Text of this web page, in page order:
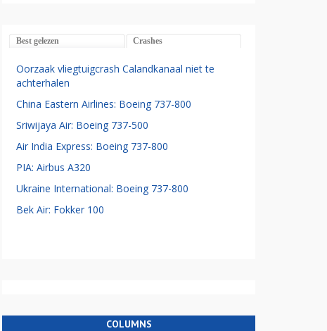
Best gelezen Crashes
Oorzaak vliegtuigcrash Calandkanaal niet te
achterhalen
China Eastern Airlines: Boeing 737-800
Sriwijaya Air: Boeing 737-500
Air India Express: Boeing 737-800
PIA: Airbus A320
Ukraine International: Boeing 737-800
Bek Air: Fokker 100
COLUMNS